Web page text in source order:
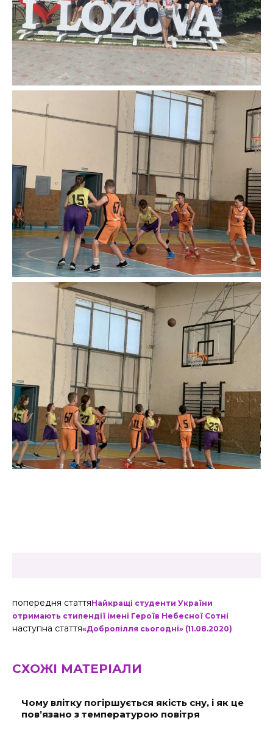
попередня статтяНайкращі студенти України
отримають стипендії імені Героїв Небесної Сотні
наступна стаття«Добропілля сьогодні» (11.08.2020)
СХОЖІ МАТЕРІАЛИ
Чому влітку погіршується якість сну, і як це
пов’язано з температурою повітря